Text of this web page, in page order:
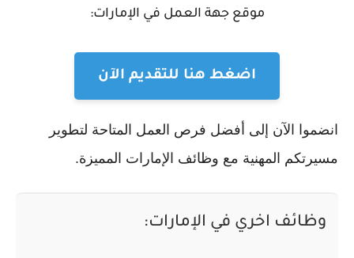
موقع جهة العمل في الإمارات:
اضغط هنا للتقديم الآن
انضموا الآن إلى أفضل فرص العمل المتاحة لتطوير
مسيرتكم المهنية مع وظائف الإمارات المميزة.
وظائف اخري في الإمارات: